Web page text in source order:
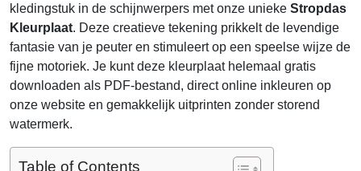
kledingstuk in de schijnwerpers met onze unieke Stropdas
Kleurplaat. Deze creatieve tekening prikkelt de levendige
fantasie van je peuter en stimuleert op een speelse wijze de
fijne motoriek. Je kunt deze kleurplaat helemaal gratis
downloaden als PDF-bestand, direct online inkleuren op
onze website en gemakkelijk uitprinten zonder storend
watermerk.
Table of Contents